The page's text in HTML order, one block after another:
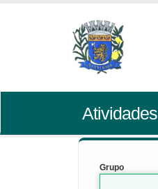
Atividades
Grupo